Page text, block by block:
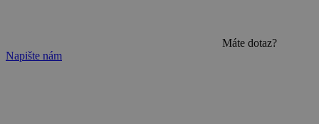
Máte dotaz?
Napište nám